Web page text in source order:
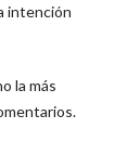
intención
la más